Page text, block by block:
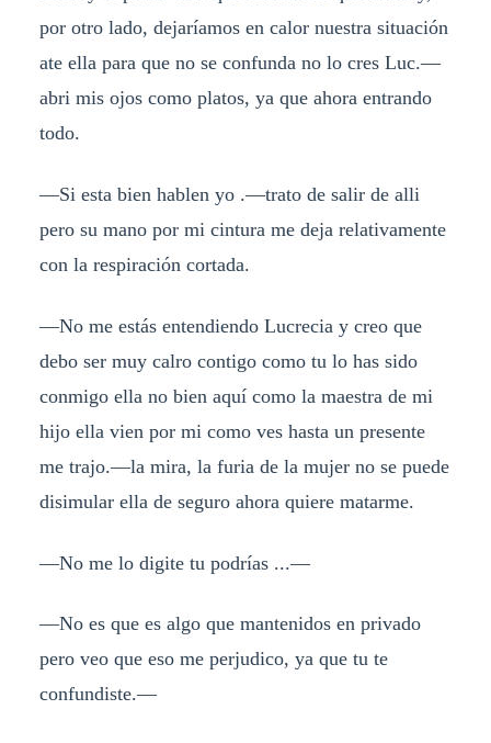
por otro lado, dejaríamos en calor nuestra situación
ate ella para que no se confunda no lo cres Luc.—
abri mis ojos como platos, ya que ahora entrando
todo.
—Si esta bien hablen yo .—trato de salir de alli
pero su mano por mi cintura me deja relativamente
con la respiración cortada.
—No me estás entendiendo Lucrecia y creo que
debo ser muy calro contigo como tu lo has sido
conmigo ella no bien aquí como la maestra de mi
hijo ella vien por mi como ves hasta un presente
me trajo.—la mira, la furia de la mujer no se puede
disimular ella de seguro ahora quiere matarme.
—No me lo digite tu podrías ...—
—No es que es algo que mantenidos en privado
pero veo que eso me perjudico, ya que tu te
confundiste.—